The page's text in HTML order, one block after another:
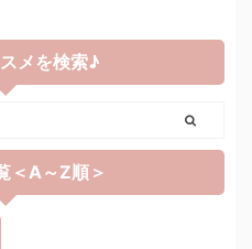
メを検索♪
＜A～Z順＞